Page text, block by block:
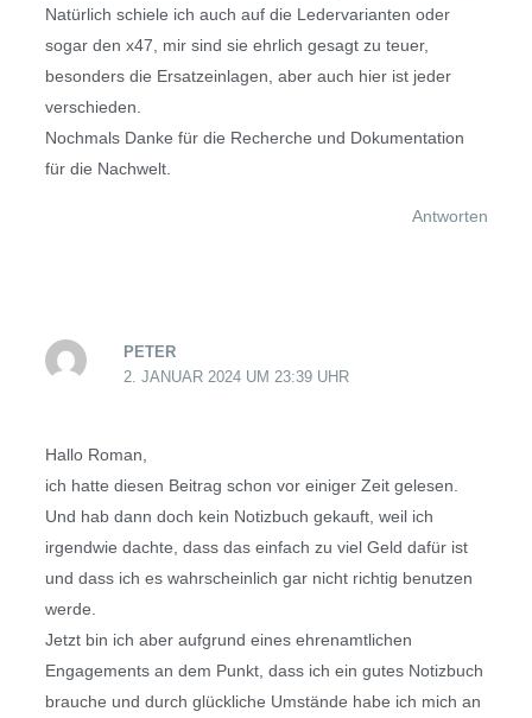
Natürlich schiele ich auch auf die Ledervarianten oder
sogar den x47, mir sind sie ehrlich gesagt zu teuer,
besonders die Ersatzeinlagen, aber auch hier ist jeder
verschieden.
Nochmals Danke für die Recherche und Dokumentation
für die Nachwelt.
Antworten
PETER
2. JANUAR 2024 UM 23:39 UHR
Hallo Roman,
ich hatte diesen Beitrag schon vor einiger Zeit gelesen.
Und hab dann doch kein Notizbuch gekauft, weil ich
irgendwie dachte, dass das einfach zu viel Geld dafür ist
und dass ich es wahrscheinlich gar nicht richtig benutzen
werde.
Jetzt bin ich aber aufgrund eines ehrenamtlichen
Engagements an dem Punkt, dass ich ein gutes Notizbuch
brauche und durch glückliche Umstände habe ich mich an